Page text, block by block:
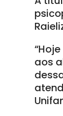
aos